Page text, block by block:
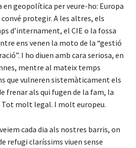
en geopolítica per veure-ho: Europa
protegir. A les altres, els
d’internament, el CIE o la fossa
ens venen la moto de la “gestió
I ho diuen amb cara seriosa, en
mentre al mateix temps
que vulneren sistemàticament els
frenar als qui fugen de la fam, la
Tot molt legal. I molt europeu.
cada dia als nostres barris, on
refugi claríssims viuen sense